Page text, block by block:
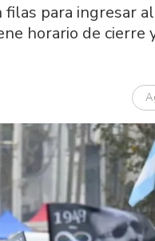
para ingresar
horario de cierre